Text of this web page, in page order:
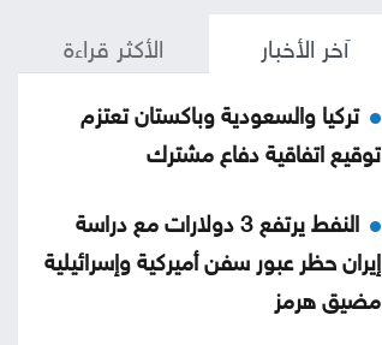
آخر الأخبار الأكثر قراءة
تركيا والسعودية وباكستان تعتزم
توقيع اتفاقية دفاع مشترك
النفط يرتفع 3 دولارات مع دراسة
إيران حظر عبور سفن أميركية وإسرائيلية
مضيق هرمز